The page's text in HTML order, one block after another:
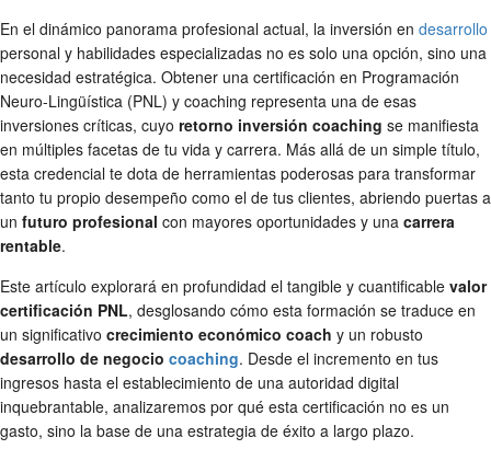
En el dinámico panorama profesional actual, la inversión en desarrollo
personal y habilidades especializadas no es solo una opción, sino una
necesidad estratégica. Obtener una certificación en Programación
Neuro-Lingüística (PNL) y coaching representa una de esas
inversiones críticas, cuyo retorno inversión coaching se manifiesta
en múltiples facetas de tu vida y carrera. Más allá de un simple título,
esta credencial te dota de herramientas poderosas para transformar
tanto tu propio desempeño como el de tus clientes, abriendo puertas a
un futuro profesional con mayores oportunidades y una carrera
rentable.
Este artículo explorará en profundidad el tangible y cuantificable valor
certificación PNL, desglosando cómo esta formación se traduce en
un significativo crecimiento económico coach y un robusto
desarrollo de negocio coaching. Desde el incremento en tus
ingresos hasta el establecimiento de una autoridad digital
inquebrantable, analizaremos por qué esta certificación no es un
gasto, sino la base de una estrategia de éxito a largo plazo.